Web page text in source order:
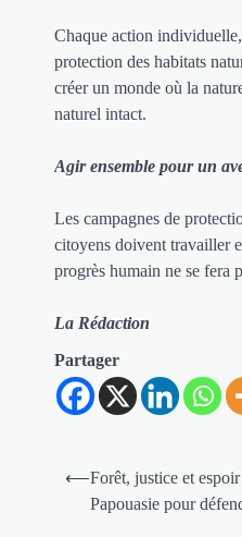
Chaque action
protection des habitats
créer un monde où la
naturel intact.
Agir ensemble pour un
Les campagnes de
citoyens doivent travailler
progrès humain ne se fera
La Rédaction
Partager
Navigation
⟵Forêt, justice et
Papouasie pour